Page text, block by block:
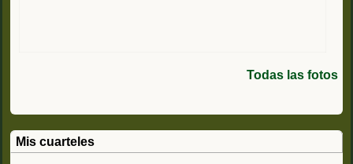
Todas las fotos
Mis cuarteles